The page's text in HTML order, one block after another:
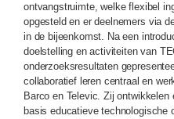
ontvangstruimte, welke flexibel
opgesteld en er deelnemers via
in de bijeenkomst. Na een
doelstelling en activiteiten van
onderzoeksresultaten
collaboratief leren centraal en
Barco en Televic. Zij
basis educatieve technologische